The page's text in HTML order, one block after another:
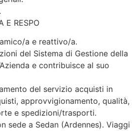
E RESPO
a e reattivo/a.
del Sistema di Gestione della
e contribuisce al suo
del servizio acquisti in
approvvigionamento, qualità,
e spedizioni/trasporti.
sede a Sedan (Ardennes). Viaggi